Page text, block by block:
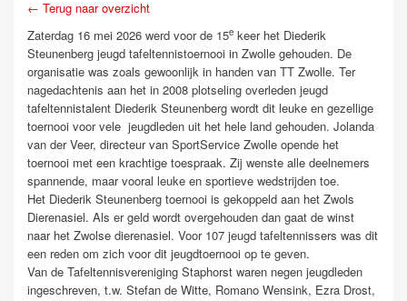
← Terug naar overzicht
Zaterdag 16 mei 2026 werd voor de 15e keer het Diederik
Steunenberg jeugd tafeltennistoernooi in Zwolle gehouden. De
organisatie was zoals gewoonlijk in handen van TT Zwolle. Ter
nagedachtenis aan het in 2008 plotseling overleden jeugd
tafeltennistalent Diederik Steunenberg wordt dit leuke en gezellige
toernooi voor vele jeugdleden uit het hele land gehouden. Jolanda
van der Veer, directeur van SportService Zwolle opende het
toernooi met een krachtige toespraak. Zij wenste alle deelnemers
spannende, maar vooral leuke en sportieve wedstrijden toe.
Het Diederik Steunenberg toernooi is gekoppeld aan het Zwols
Dierenasiel. Als er geld wordt overgehouden dan gaat de winst
naar het Zwolse dierenasiel. Voor 107 jeugd tafeltennissers was dit
een reden om zich voor dit jeugdtoernooi op te geven.
Van de Tafeltennisvereniging Staphorst waren negen jeugdleden
ingeschreven, t.w. Stefan de Witte, Romano Wensink, Ezra Drost,